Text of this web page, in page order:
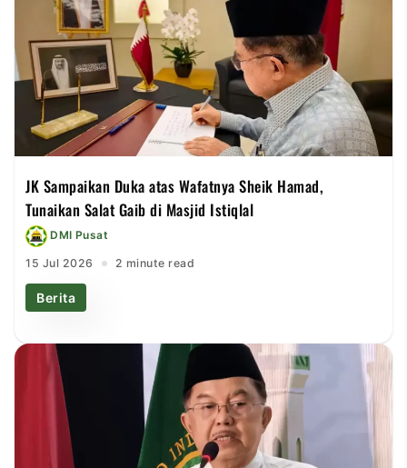
JK Sampaikan Duka atas Wafatnya Sheik Hamad,
Tunaikan Salat Gaib di Masjid Istiqlal
DMI Pusat
15 Jul 2026 2 minute read
Berita